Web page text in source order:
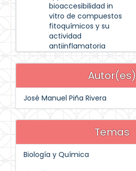
bioaccesibilidad in
vitro de compuestos
fitoquímicos y su
actividad
antiinflamatoria
Autor(es)
José Manuel Piña Rivera
Temas
Biología y Química